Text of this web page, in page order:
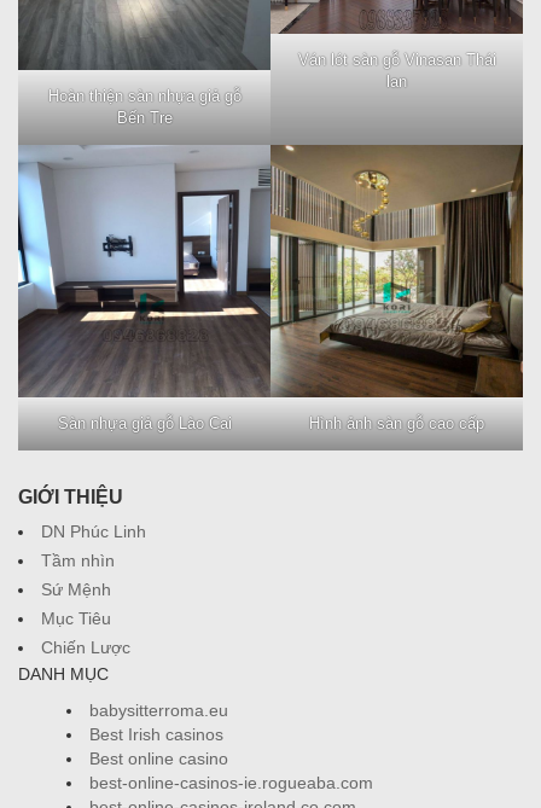
Hoàn thiện sàn nhựa giả gỗ
Bến Tre
Ván lót sàn gỗ Vinasan Thái
lan
Sàn nhựa giả gỗ Lào Cai Hình ảnh sàn gỗ cao cấp
GIỚI THIỆU
DN Phúc Linh
Tầm nhìn
Sứ Mệnh
Mục Tiêu
Chiến Lược
DANH MỤC
babysitterroma.eu
Best Irish casinos
Best online casino
best-online-casinos-ie.rogueaba.com